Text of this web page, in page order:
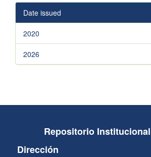
Date issued
2020
2026
Repositorio Institucional
Dirección